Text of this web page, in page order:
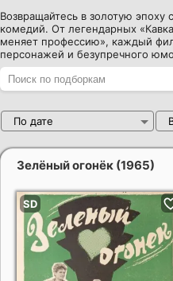
Возвращайтесь в золотую
комедий. От легендарных
меняет профессию», каждый
персонажей и безупречного
По дате
Зелёный огонёк (1965)